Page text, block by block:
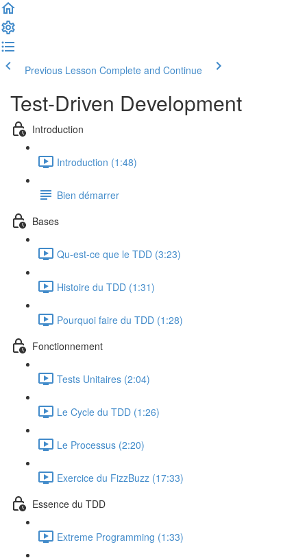
Previous Lesson Complete and Continue
Test-Driven Development
Introduction
Introduction (1:48)
Bien démarrer
Bases
Qu-est-ce que le TDD (3:23)
Histoire du TDD (1:31)
Pourquoi faire du TDD (1:28)
Fonctionnement
Tests Unitaires (2:04)
Le Cycle du TDD (1:26)
Le Processus (2:20)
Exercice du FizzBuzz (17:33)
Essence du TDD
Extreme Programming (1:33)